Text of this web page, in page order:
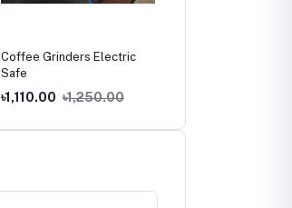
Coffee Grinders Electric
Safe
৳1,110.00 ৳1,250.00